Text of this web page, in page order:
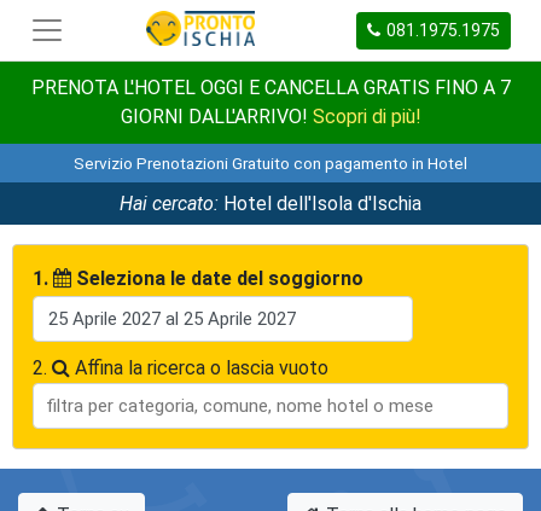
081.1975.1975
PRENOTA L'HOTEL OGGI E CANCELLA GRATIS FINO A 7
GIORNI DALL'ARRIVO! Scopri di più!
Servizio Prenotazioni Gratuito con pagamento in Hotel
Hai cercato: Hotel dell'Isola d'Ischia
1. Seleziona le date del soggiorno
2. Affina la ricerca o lascia vuoto